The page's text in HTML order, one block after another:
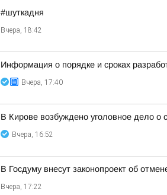
#шуткадня
Вчера, 18:42
Информация о порядке и сроках
Вчера, 17:40
В Кирове возбуждено уголовное дело о
Вчера, 16:52
В Госдуму внесут законопроект об
Вчера, 17:22